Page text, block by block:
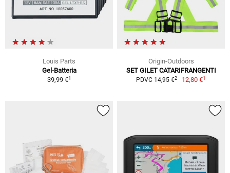
Louis Parts
Gel-Batteria
39,99 €1
Origin-Outdoors
SET GILET CATARIFRANGENTI
PDVC 14,95 €2 12,80 €1